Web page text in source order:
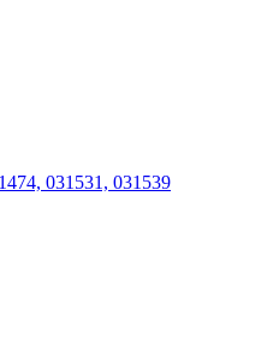
031531, 031539